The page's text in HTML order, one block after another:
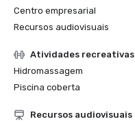
Centro empresarial
Recursos audiovisuais
Atividades recreativas
Hidromassagem
Piscina coberta
Recursos audiovisuais